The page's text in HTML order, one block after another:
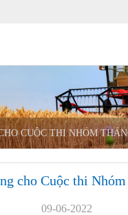
CUỘC THI NHÓM
cho Cuộc thi
09-06-2022